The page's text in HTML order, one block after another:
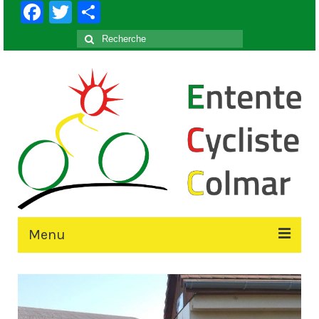
Facebook
Twitter
Rechercher
:
Menu
Accueil